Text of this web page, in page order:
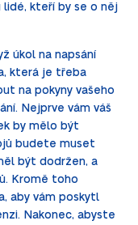
lidé, kteří by se o něj
úkol na napsání
která je třeba
na pokyny vašeho
Nejprve vám váš
by mělo být
budete muset
být dodržen, a
Kromě toho
aby vám poskytl
Nakonec, abyste